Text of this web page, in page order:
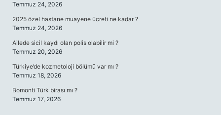
Temmuz 24, 2026
2025 özel hastane muayene ücreti ne kadar ?
Temmuz 24, 2026
Ailede sicil kaydı olan polis olabilir mi ?
Temmuz 20, 2026
Türkiye’de kozmetoloji bölümü var mı ?
Temmuz 18, 2026
Bomonti Türk birası mı ?
Temmuz 17, 2026